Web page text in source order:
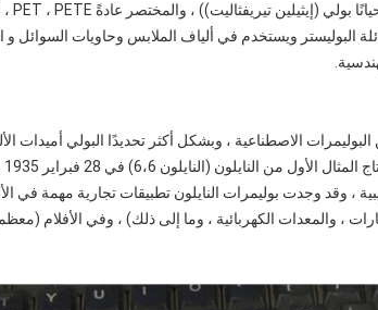
البوليستر ويستخدم في ألياف الملابس وحاويات السوائل و
الاصطناعية ، وبشكل أكثر تحديدًا البولي أميدات
، وقد وجدت بوليمرات النايلون تطبيقات تجارية مهمة في
، والمعدات الكهربائية ، وما إلى ذلك) ، وفي الأفلام